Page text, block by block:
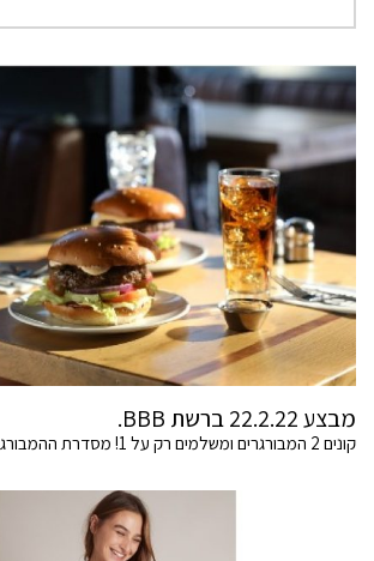
מבצע 22.2.22 ברשת BBB.
קונים 2 המבורגרים ומשלמים רק על 1! מסדרת ההמבורגרים הקלאסיים.